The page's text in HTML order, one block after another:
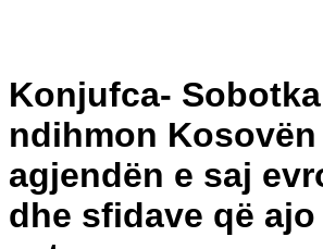
Konjufca-
ndihmon Kosovën
agjendën e saj
dhe sfidave që